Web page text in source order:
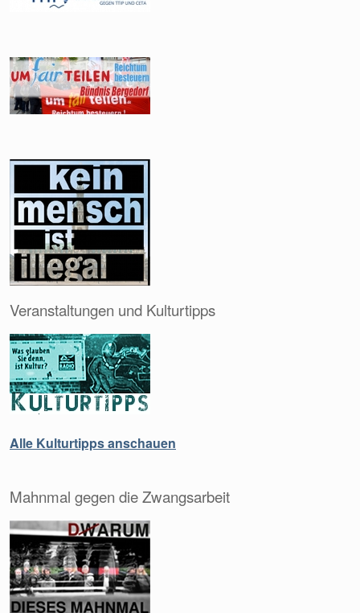
Veranstaltungen und Kulturtipps
Alle Kulturtipps anschauen
Mahnmal gegen die Zwangsarbeit